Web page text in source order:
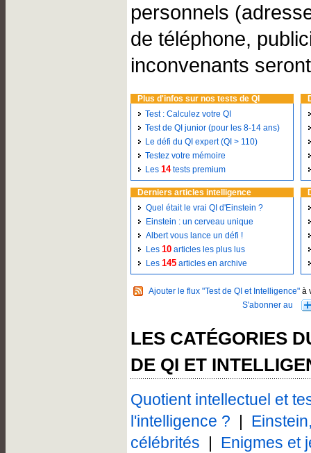
personnels
de téléphone,
inconvenants
Plus d'infos sur nos tests de QI
Test : Calculez votre QI
Test de QI junior (pour les 8-14 ans)
Le défi du QI expert (QI > 110)
Testez votre mémoire
Les 14tests premium
Derniers articles intelligence
Quel était le vrai QI d'Einstein ?
Einstein : un cerveau unique
Albert vous lance un défi !
Les 10 articles les plus lus
Les 145 articles en archive
Ajouter le flux "Test de QI et Intelligence" à
LES CATÉGORIES
DE QI ET
Quotient intellectuel et
l'intelligence ?
célébrités
Enigmes et